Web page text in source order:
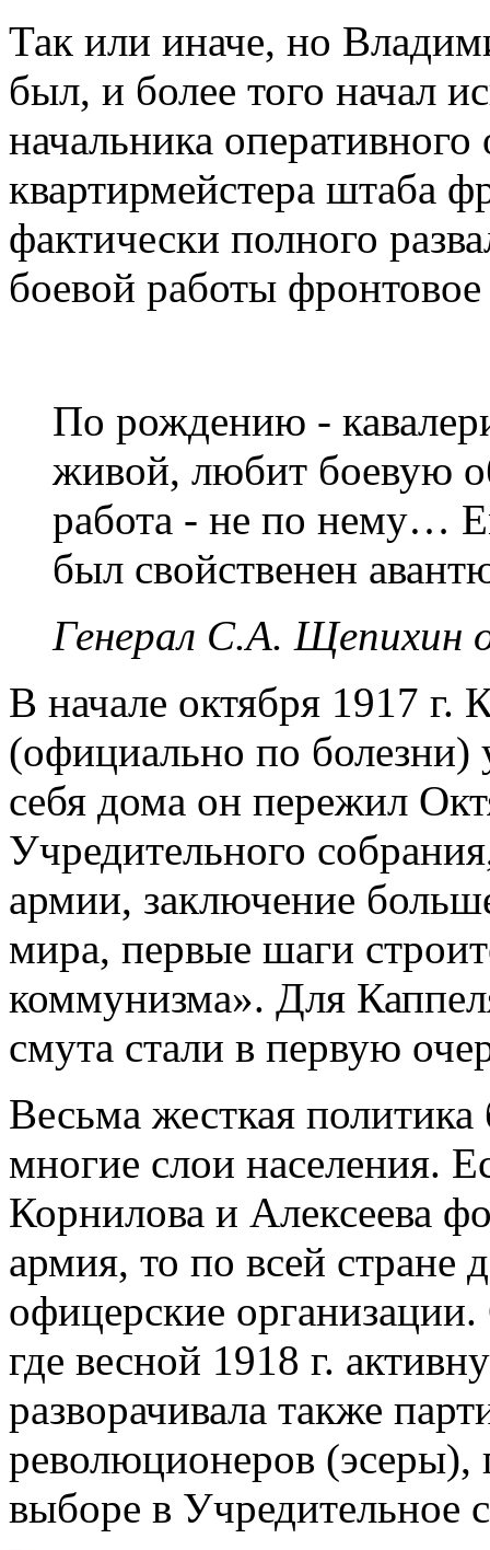
Так или иначе, но
был, и более того начал
начальника оперативного
квартирмейстера штаба
фактически полного
боевой работы
По рождению -
живой, любит боевую
работа - не по нему…
был свойственен
Генерал С.А. Щепихин
В начале октября 1917 г.
(официально по
себя дома он пережил
Учредительного
армии, заключение
мира, первые шаги
коммунизма». Для
смута стали в первую
Весьма жесткая
многие слои населения.
Корнилова и Алексеева
армия, то по всей стране
офицерские
где весной 1918 г.
разворачивала также
революционеров
выборе в Учредительное